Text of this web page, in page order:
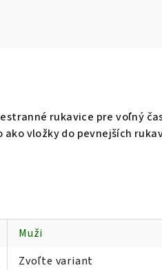
rukavice pre voľný
vložky do pevnejších
Muži
Zvoľte variant